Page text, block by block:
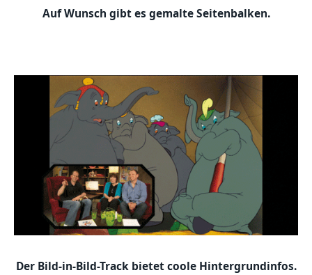
Auf Wunsch gibt es gemalte Seitenbalken.
Der Bild-in-Bild-Track bietet coole Hintergrundinfos.